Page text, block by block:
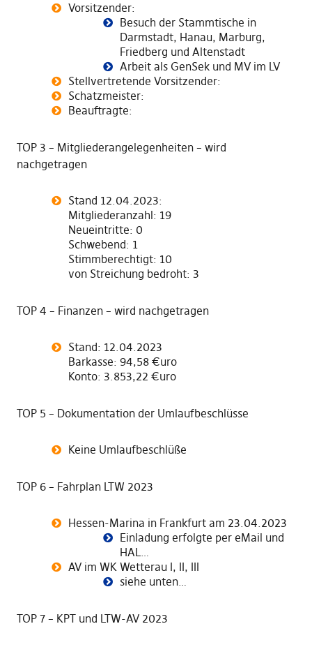
Vorsitzender:
Besuch der Stammtische in
Darmstadt, Hanau, Marburg,
Friedberg und Altenstadt
Arbeit als GenSek und MV im LV
Stellvertretende Vorsitzender:
Schatzmeister:
Beauftragte:
TOP 3 – Mitgliederangelegenheiten – wird
nachgetragen
Stand 12.04.2023:
Mitgliederanzahl: 19
Neueintritte: 0
Schwebend: 1
Stimmberechtigt: 10
von Streichung bedroht: 3
TOP 4 – Finanzen – wird nachgetragen
Stand: 12.04.2023
Barkasse: 94,58 €uro
Konto: 3.853,22 €uro
TOP 5 – Dokumentation der Umlaufbeschlüsse
Keine Umlaufbeschlüße
TOP 6 – Fahrplan LTW 2023
Hessen-Marina in Frankfurt am 23.04.2023
Einladung erfolgte per eMail und
HAL…
AV im WK Wetterau I, II, III
siehe unten…
TOP 7 – KPT und LTW-AV 2023